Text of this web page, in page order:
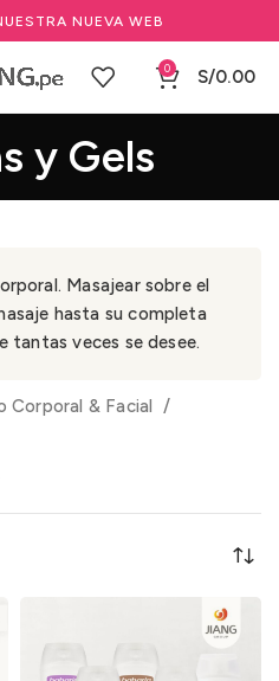
NUEVA WEB
0 S/0.00
y Gels
Masajear sobre el
hasta su completa
tantas veces se desee.
Corporal & Facial